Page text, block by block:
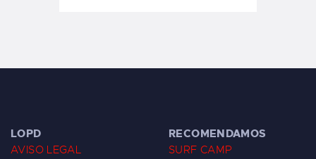
LOPD
AVISO LEGAL
RECOMENDAMOS
SURF CAMP